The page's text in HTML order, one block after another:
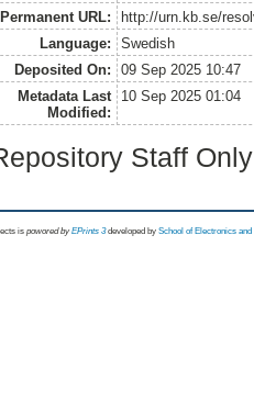
Permanent URL:
http://urn.kb.se/
Language:
Swedish
Deposited On:
09 Sep 2025 10:47
Metadata Last
Modified:
10 Sep 2025 01:04
Staff
is powored byEPrints 3 developed by School of Electronics